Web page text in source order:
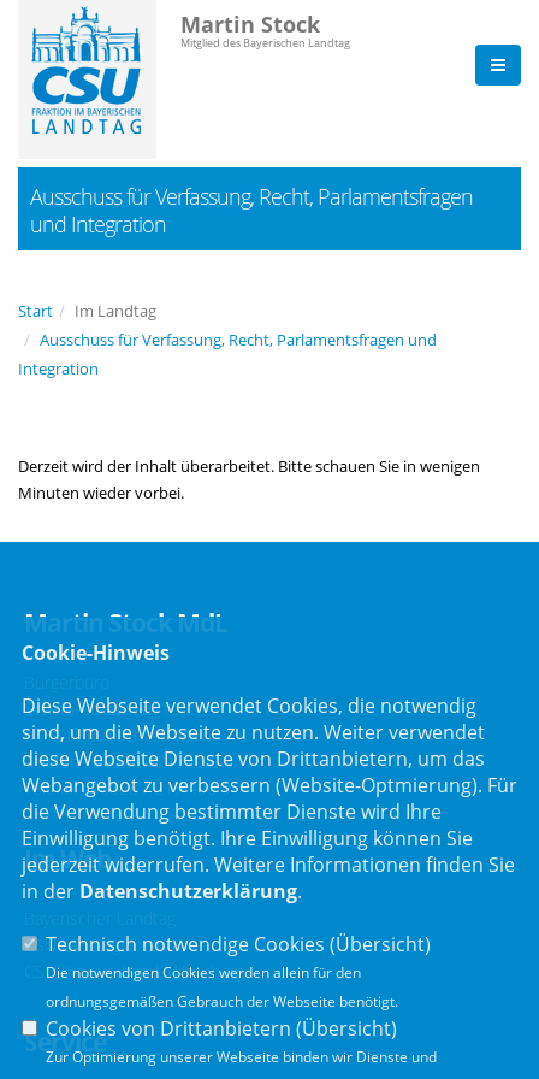
Martin Stock
Mitglied des Bayerischen Landtag
Ausschuss für Verfassung, Recht, Parlamentsfragen
und Integration
Start
Im Landtag
Ausschuss für Verfassung, Recht, Parlamentsfragen und
Integration
Derzeit wird der Inhalt überarbeitet. Bitte schauen Sie in wenigen
Minuten wieder vorbei.
Martin Stock MdL
Bürgerbüro
Schafbrückenweg 10
63834 Sulzbach am Main
Telefon :06028 / 217 496 0
Telefax : 06028 / 217 496 9
Im Web
CSU Landtagsfraktion
CSU Kreisverband Miltenberg
Service
Cookie-Hinweis
Diese Webseite verwendet Cookies, die notwendig
sind, um die Webseite zu nutzen. Weiter verwendet
diese Webseite Dienste von Drittanbietern, um das
Webangebot zu verbessern (Website-Optmierung). Für
die Verwendung bestimmter Dienste wird Ihre
Einwilligung benötigt. Ihre Einwilligung können Sie
jederzeit widerrufen. Weitere Informationen finden Sie
in der Datenschutzerklärung.
Technisch notwendige Cookies (Übersicht)
Die notwendigen Cookies werden allein für den
ordnungsgemäßen Gebrauch der Webseite benötigt.
Cookies von Drittanbietern (Übersicht)
Zur Optimierung unserer Webseite binden wir Dienste und